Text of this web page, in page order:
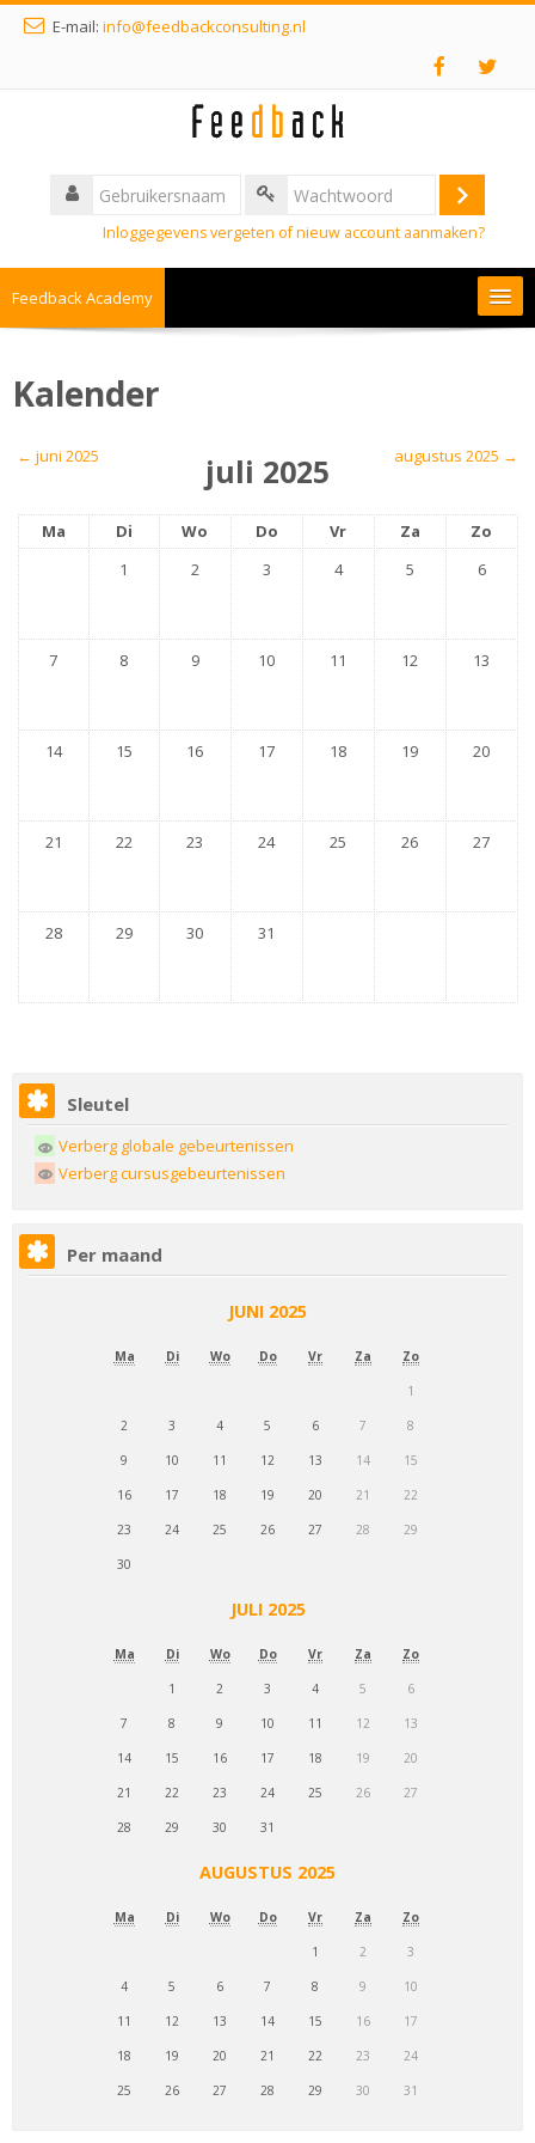
E-mail: info@feedbackconsulting.nl
Inloggegevens vergeten of nieuw account aanmaken?
Feedback Academy
Kalender
← juni 2025 juli 2025 augustus 2025 →
Ma Di Wo Do Vr Za
Zo
1
2 3 4 5 6
7 8 9 10 11 12 13
14 15 16 17 18 19 20
21 22 23 24 25 26 27
28 29 30 31
Sleutel
Verberg globale gebeurtenissen
Verberg cursusgebeurtenissen
Per maand
JUNI 2025
Ma Di Wo Do Vr Za Zo
1
2 3 4 5 6 7 8
9 10 11 12 13 14 15
16 17 18 19 20 21 22
23 24 25 26 27 28 29
30
JULI 2025
Ma Di Wo Do Vr Za Zo
1 2 3 4 5 6
7 8 9 10 11 12 13
14 15 16 17 18 19 20
21 22 23 24 25 26 27
28 29 30 31
AUGUSTUS 2025
Ma Di Wo Do Vr Za Zo
1 2 3
4 5 6 7 8 9 10
11 12 13 14 15 16 17
18 19 20 21 22 23 24
25 26 27 28 29 30 31